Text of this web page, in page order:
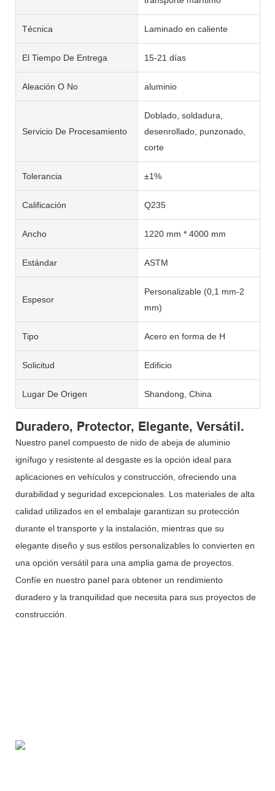
Técnica Laminado en caliente
El Tiempo De Entrega 15-21 días
Aleación O No aluminio
Servicio De Procesamiento
Doblado, soldadura,
desenrollado, punzonado,
corte
Tolerancia ±1%
Calificación Q235
Ancho 1220 mm * 4000 mm
Estándar ASTM
Espesor
Personalizable (0,1 mm-2
mm)
Tipo Acero en forma de H
Solicitud Edificio
Lugar De Origen Shandong, China
Duradero, Protector, Elegante, Versátil.
Nuestro panel compuesto de nido de abeja de aluminio
ignífugo y resistente al desgaste es la opción ideal para
aplicaciones en vehículos y construcción, ofreciendo una
durabilidad y seguridad excepcionales. Los materiales de alta
calidad utilizados en el embalaje garantizan su protección
durante el transporte y la instalación, mientras que su
elegante diseño y sus estilos personalizables lo convierten en
una opción versátil para una amplia gama de proyectos.
Confíe en nuestro panel para obtener un rendimiento
duradero y la tranquilidad que necesita para sus proyectos de
construcción.